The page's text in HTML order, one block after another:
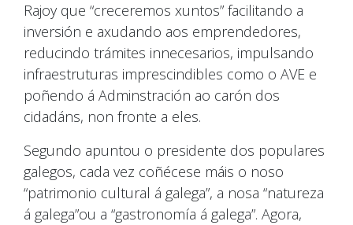
Rajoy que “creceremos xuntos” facilitando a
inversión e axudando aos emprendedores,
reducindo trámites innecesarios, impulsando
infraestruturas imprescindibles como o AVE e
poñendo á Adminstración ao carón dos
cidadáns, non fronte a eles.
Segundo apuntou o presidente dos populares
galegos, cada vez coñécese máis o noso
“patrimonio cultural á galega”, a nosa “natureza
á galega”ou a “gastronomía á galega”. Agora,